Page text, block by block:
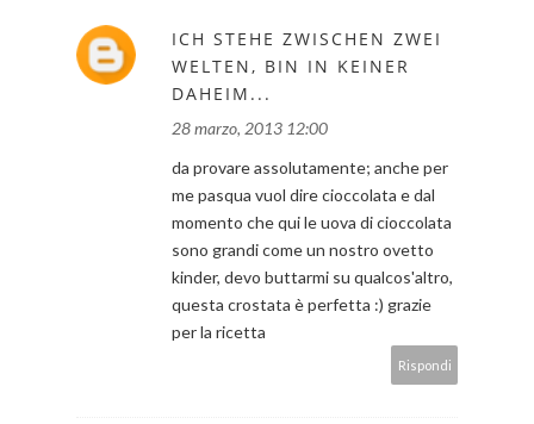
ICH STEHE ZWISCHEN ZWEI
WELTEN, BIN IN KEINER
DAHEIM...
28 marzo, 2013 12:00
da provare assolutamente; anche per
me pasqua vuol dire cioccolata e dal
momento che qui le uova di cioccolata
sono grandi come un nostro ovetto
kinder, devo buttarmi su qualcos'altro,
questa crostata è perfetta :) grazie
per la ricetta
Rispondi